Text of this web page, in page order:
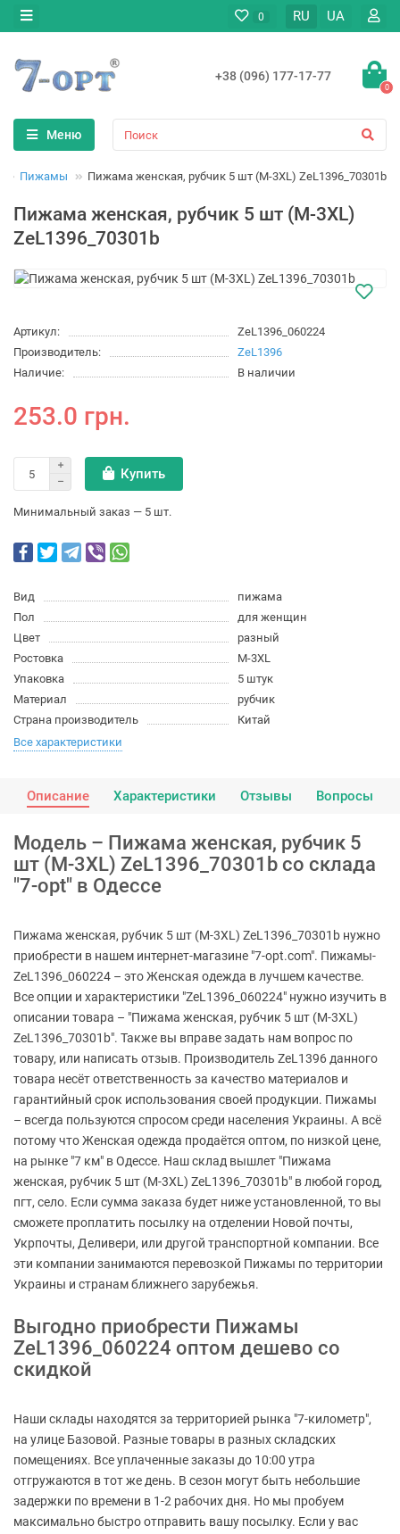
0 RU UA
+38 (096) 177-17-77
0
Меню
Пижамы Пижама женская, рубчик 5 шт (M-3XL) ZeL1396_70301b
Пижама женская, рубчик 5 шт (M-3XL)
ZeL1396_70301b
Артикул:
ZeL1396_060224
Производитель:
ZeL1396
Наличие:
В наличии
253.0 грн.
Купить
Минимальный заказ — 5 шт.
Вид
пижама
Пол
для женщин
Цвет
разный
Ростовка
M-3XL
Упаковка
5 штук
Материал
рубчик
Страна производитель
Китай
Все характеристики
Описание Характеристики Отзывы Вопросы
Модель – Пижама женская, рубчик 5
шт (M-3XL) ZeL1396_70301b со склада
"7-opt" в Одессе
Пижама женская, рубчик 5 шт (M-3XL) ZeL1396_70301b нужно
приобрести в нашем интернет-магазине "7-opt.com". Пижамы-
ZeL1396_060224 – это Женская одежда в лучшем качестве.
Все опции и характеристики "ZeL1396_060224" нужно изучить в
описании товара – "Пижама женская, рубчик 5 шт (M-3XL)
ZeL1396_70301b". Также вы вправе задать нам вопрос по
товару, или написать отзыв. Производитель ZeL1396 данного
товара несёт ответственность за качество материалов и
гарантийный срок использования своей продукции. Пижамы
– всегда пользуются спросом среди населения Украины. А всё
потому что Женская одежда продаётся оптом, по низкой цене,
на рынке "7 км" в Одессе. Наш склад вышлет "Пижама
женская, рубчик 5 шт (M-3XL) ZeL1396_70301b" в любой город,
пгт, село. Если сумма заказа будет ниже установленной, то вы
сможете проплатить посылку на отделении Новой почты,
Укрпочты, Деливери, или другой транспортной компании. Все
эти компании занимаются перевозкой Пижамы по территории
Украины и странам ближнего зарубежья.
Выгодно приобрести Пижамы
ZeL1396_060224 оптом дешево со
скидкой
Наши склады находятся за территорией рынка "7-километр",
на улице Базовой. Разные товары в разных складских
помещениях. Все уплаченные заказы до 10:00 утра
отгружаются в тот же день. В сезон могут быть небольшие
задержки по времени в 1-2 рабочих дня. Но мы пробуем
максимально быстро отправить вашу посылку. Если у вас